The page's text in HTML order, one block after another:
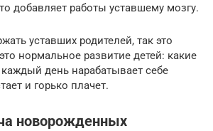
добавляет работы уставшему мозгу.
уставших родителей, так это
нормальное развитие детей: какие
день нарабатывает себе
и горько плачет.
новорожденных